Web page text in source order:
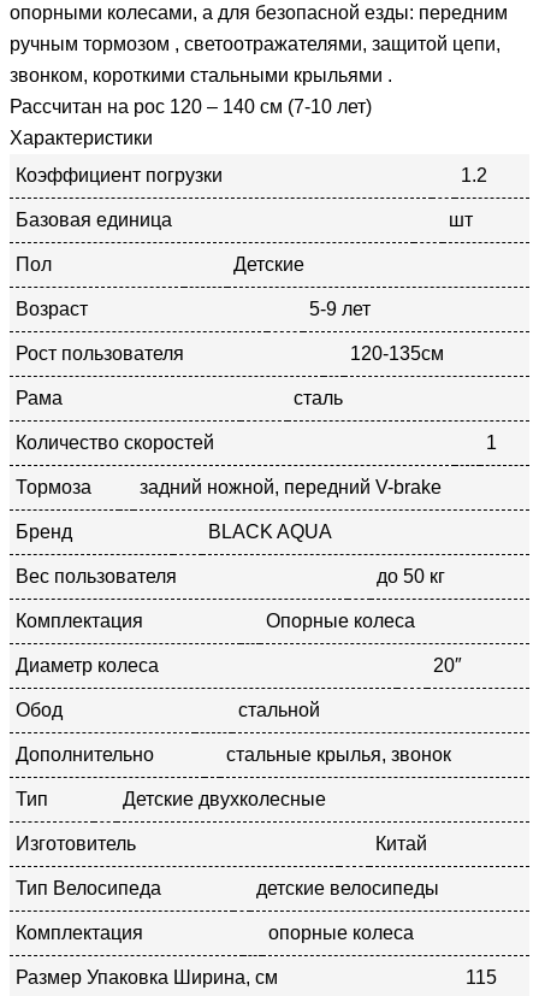
опорными колесами, а для безопасной езды: передним
ручным тормозом , светоотражателями, защитой цепи,
звонком, короткими стальными крыльями .
Рассчитан на рос 120 – 140 см (7-10 лет)
Характеристики
Коэффициент погрузки
1.2
Базовая единица шт
Пол Детские
Возраст 5-9 лет
Рост пользователя 120-135см
Рама сталь
Количество скоростей 1
Тормоза задний ножной, передний V-brake
Бренд BLACK AQUA
Вес пользователя до 50 кг
Комплектация Опорные колеса
Диаметр колеса 20″
Обод стальной
Дополнительно стальные крылья, звонок
Тип Детские двухколесные
Изготовитель Китай
Тип Велосипеда детские велосипеды
Комплектация опорные колеса
Размер Упаковка Ширина, см 115